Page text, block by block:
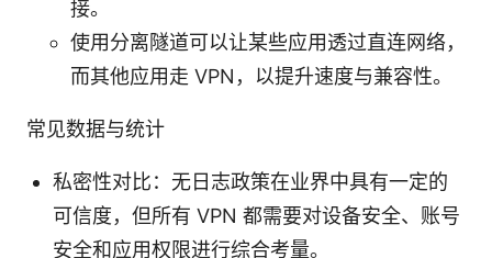
接。
使用分离隧道可以让某些应用透过直连网络，
而其他应用走 VPN，以提升速度与兼容性。
常见数据与统计
私密性对比：无日志政策在业界中具有一定的
可信度，但所有 VPN 都需要对设备安全、账号
安全和应用权限进行综合考量。